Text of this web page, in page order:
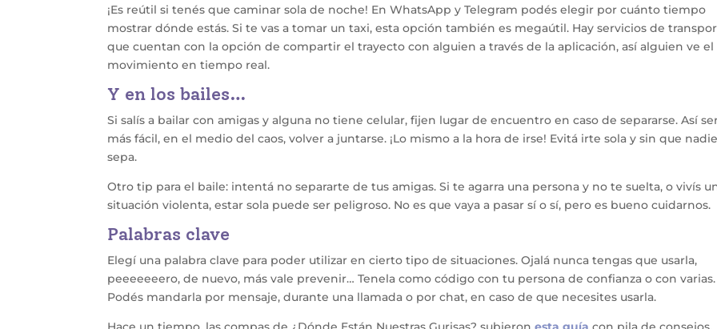
¡Es reútil si tenés que caminar sola de noche! En WhatsApp y Telegram podés elegir por cuánto tiempo
mostrar dónde estás. Si te vas a tomar un taxi, esta opción también es megaútil. Hay servicios de
que cuentan con la opción de compartir el trayecto con alguien a través de la aplicación, así alguien ve el
movimiento en tiempo real.
Y en los bailes…
Si salís a bailar con amigas y alguna no tiene celular, fijen lugar de encuentro en caso de separarse. Así
más fácil, en el medio del caos, volver a juntarse. ¡Lo mismo a la hora de irse! Evitá irte sola y sin que
sepa.
Otro tip para el baile: intentá no separarte de tus amigas. Si te agarra una persona y no te suelta, o vivís
situación violenta, estar sola puede ser peligroso. No es que vaya a pasar sí o sí, pero es bueno cuidarnos.
Palabras clave
Elegí una palabra clave para poder utilizar en cierto tipo de situaciones. Ojalá nunca tengas que usarla,
peeeeeeero, de nuevo, más vale prevenir… Tenela como código con tu persona de confianza o con varias.
Podés mandarla por mensaje, durante una llamada o por chat, en caso de que necesites usarla.